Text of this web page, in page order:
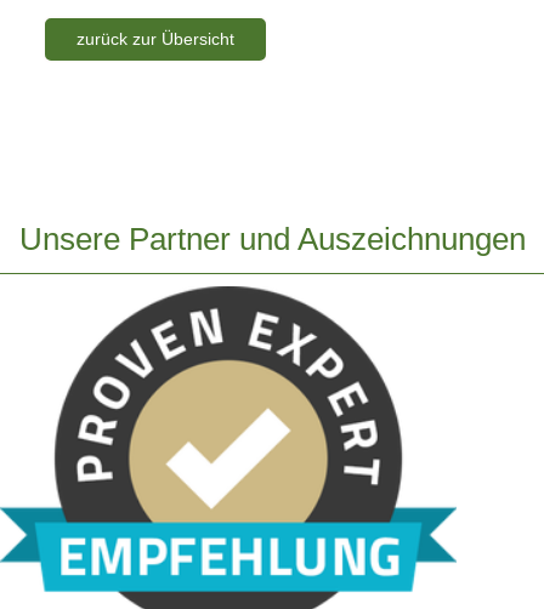
zurück zur Übersicht
Unsere Partner und Auszeichnungen